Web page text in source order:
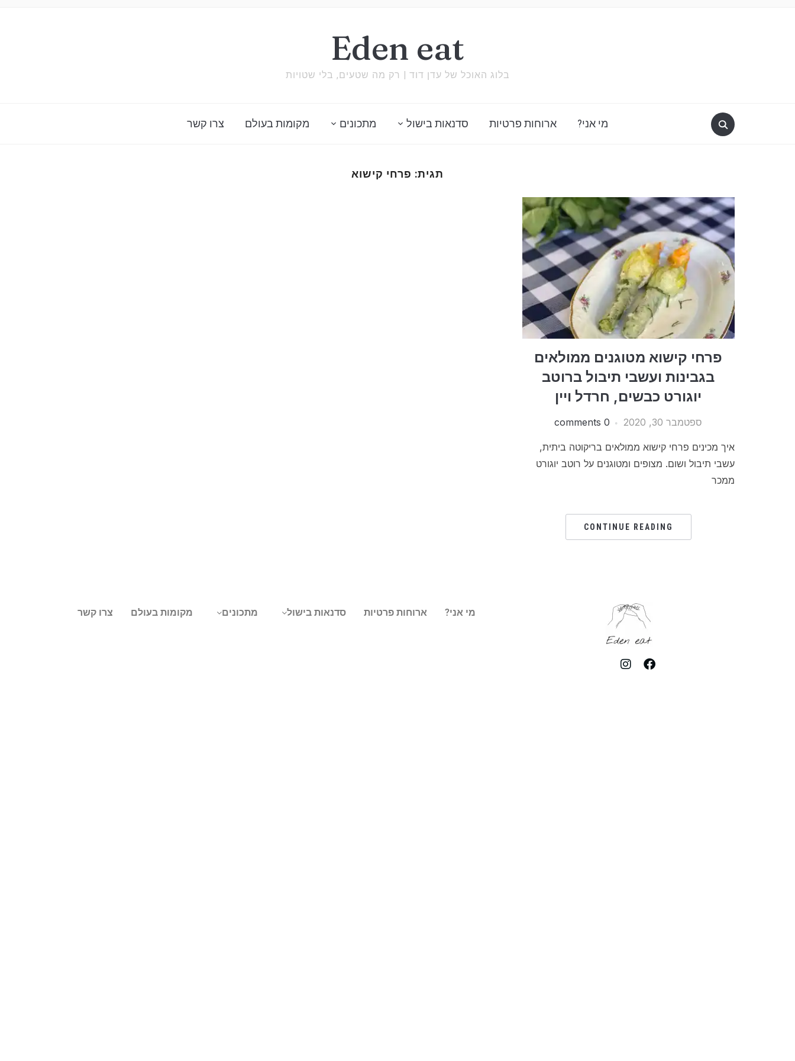
Eden eat
בלוג האוכל של עדן דוד | רק מה שטעים, בלי שטויות
מי אני? ארוחות פרטיות סדנאות בישול מתכונים מקומות בעולם צרו קשר
תגית: פרחי קישוא
פרחי קישוא מטוגנים ממולאים
בגבינות ועשבי תיבול ברוטב
יוגורט כבשים, חרדל ויין
ספטמבר 30, 2020 0 comments
איך מכינים פרחי קישוא ממולאים בריקוטה ביתית,
עשבי תיבול ושום. מצופים ומטוגנים על רוטב יוגורט
ממכר
CONTINUE READING
מי אני? ארוחות פרטיות סדנאות בישול מתכונים מקומות בעולם צרו קשר